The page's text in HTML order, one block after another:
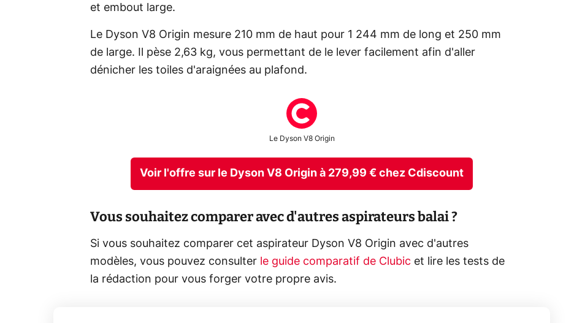
et embout large.
Le Dyson V8 Origin mesure 210 mm de haut pour 1 244 mm de long et 250 mm
de large. Il pèse 2,63 kg, vous permettant de le lever facilement afin d'aller
dénicher les toiles d'araignées au plafond.
Le Dyson V8 Origin
Voir l'offre sur le Dyson V8 Origin à 279,99 € chez Cdiscount
Vous souhaitez comparer avec d'autres aspirateurs balai ?
Si vous souhaitez comparer cet aspirateur Dyson V8 Origin avec d'autres
modèles, vous pouvez consulter le guide comparatif de Clubic et lire les tests de
la rédaction pour vous forger votre propre avis.